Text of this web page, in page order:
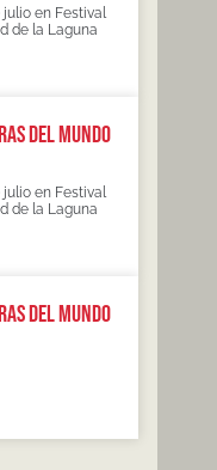
en Festival
de la Laguna
del mundo
en Festival
de la Laguna
del mundo